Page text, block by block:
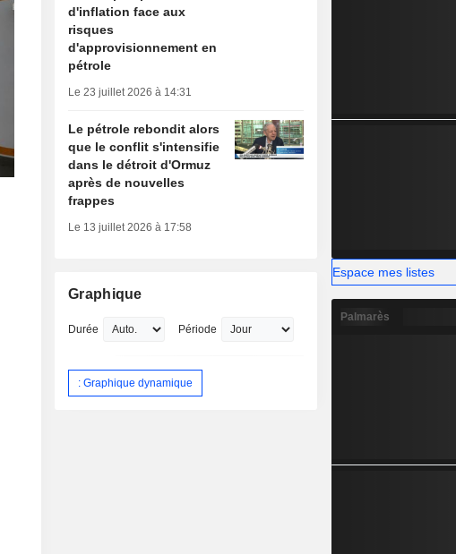
d'inflation face aux
risques
d'approvisionnement en
pétrole
Le 23 juillet 2026 à 14:31
Le pétrole rebondit alors
que le conflit s'intensifie
dans le détroit d'Ormuz
après de nouvelles
frappes
Le 13 juillet 2026 à 17:58
Graphique
Durée Période
: Graphique dynamique
Espace mes listes
Palmarès